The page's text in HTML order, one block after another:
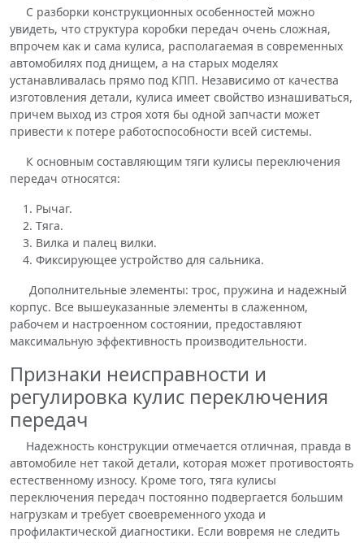
С разборки конструкционных особенностей можно
увидеть, что структура коробки передач очень сложная,
впрочем как и сама кулиса, располагаемая в современных
автомобилях под днищем, а на старых моделях
устанавливалась прямо под КПП. Независимо от качества
изготовления детали, кулиса имеет свойство изнашиваться,
причем выход из строя хотя бы одной запчасти может
привести к потере работоспособности всей системы.
К основным составляющим тяги кулисы переключения
передач относятся:
Рычаг.
Тяга.
Вилка и палец вилки.
Фиксирующее устройство для сальника.
Дополнительные элементы: трос, пружина и надежный
корпус. Все вышеуказанные элементы в слаженном,
рабочем и настроенном состоянии, предоставляют
максимальную эффективность производительности.
Признаки неисправности и
регулировка кулис переключения
передач
Надежность конструкции отмечается отличная, правда в
автомобиле нет такой детали, которая может противостоять
естественному износу. Кроме того, тяга кулисы
переключения передач постоянно подвергается большим
нагрузкам и требует своевременного ухода и
профилактической диагностики. Если вовремя не следить